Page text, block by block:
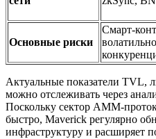
Основные риски
Смарт-
Актуальные показатели TVL,
можно отслеживать через
Поскольку сектор AMM-
быстро, Maverick регулярно
инфраструктуру и расширяет